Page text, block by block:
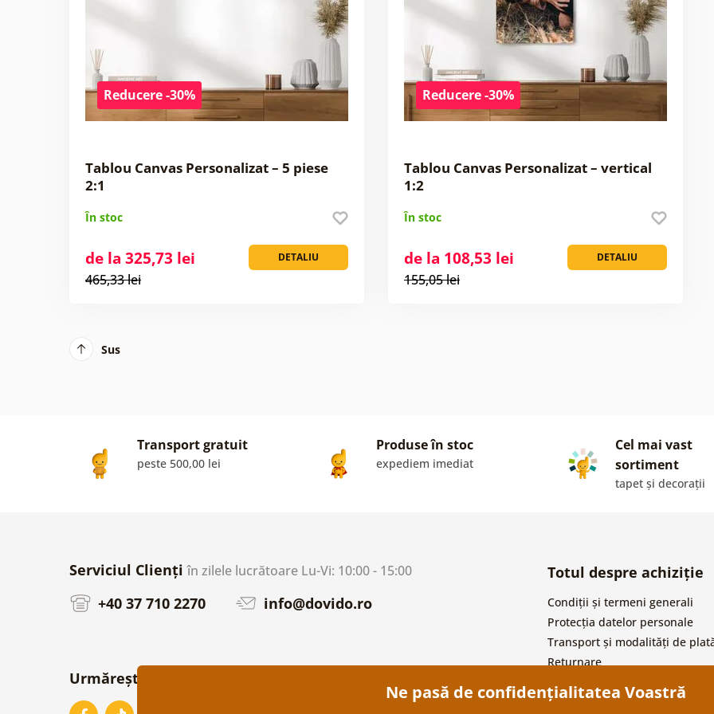
Reducere -30%
Tablou Canvas Personalizat – 5 piese
2:1
În stoc
DETALIU
de la 325,73 lei
465,33 lei
Reducere -30%
Tablou Canvas Personalizat – vertical
1:2
În stoc
DETALIU
de la 108,53 lei
155,05 lei
Sus
Transport gratuit
peste 500,00 lei
Produse în stoc
expediem imediat
Cel mai vast
sortiment
tapet și decorații
Serviciul Cliențiîn zilele lucrătoare Lu-Vi: 10:00 - 15:00
+40 37 710 2270 info@dovido.ro
Urmărește-ne pe
Totul despre achiziție
Condiții și termeni generali
Protecția datelor personale
Transport și modalități de
Returnare
Ne pasă de confidențialitatea Voastră